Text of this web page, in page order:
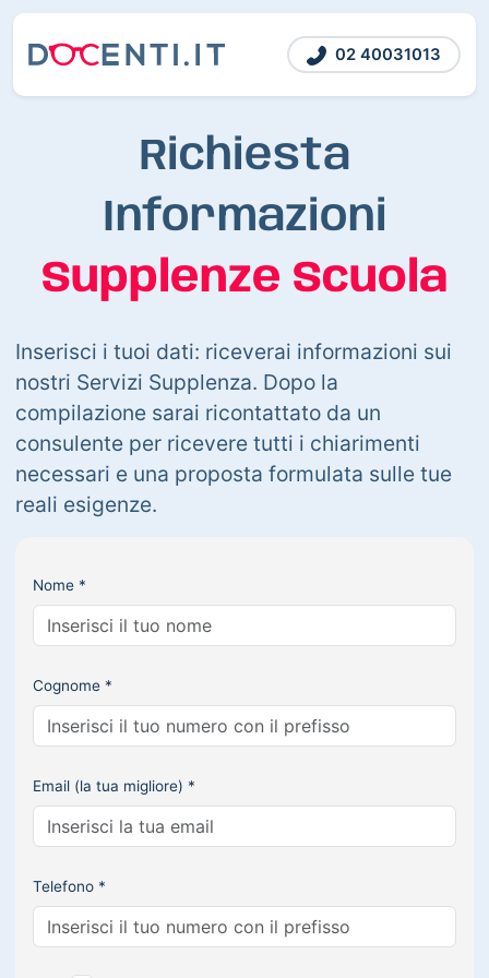
02 40031013
Richiesta
Informazioni
Supplenze Scuola
Inserisci i tuoi dati: riceverai informazioni sui
nostri Servizi Supplenza. Dopo la
compilazione sarai ricontattato da un
consulente per ricevere tutti i chiarimenti
necessari e una proposta formulata sulle tue
reali esigenze.
Nome *
Cognome *
Email (la tua migliore) *
Telefono *